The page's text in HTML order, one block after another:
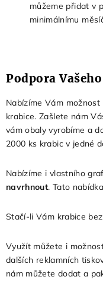
můžeme přidat v
minimálnímu
Podpora
Nabízíme Vám možnost
krabice. Zašlete nám
vám obaly vyrobíme a
2000 ks krabic v jedné
Nabízíme i vlastního
navrhnout. Tato
Stačí-li Vám krabice
Využít můžete i
dalších reklamních
nám můžete dodat a